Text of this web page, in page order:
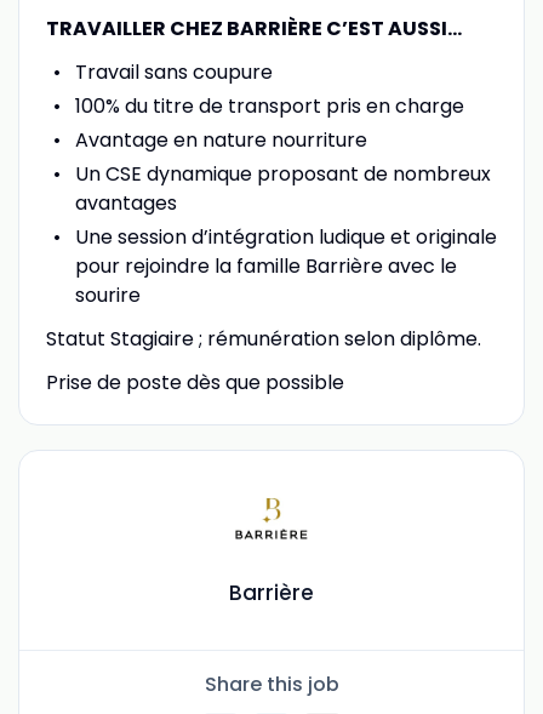
TRAVAILLER CHEZ BARRIÈRE C’EST AUSSI…
Travail sans coupure
100% du titre de transport pris en charge
Avantage en nature nourriture
Un CSE dynamique proposant de nombreux
avantages
Une session d’intégration ludique et originale
pour rejoindre la famille Barrière avec le
sourire
Statut Stagiaire ; rémunération selon diplôme.
Prise de poste dès que possible
Barrière
Share this job